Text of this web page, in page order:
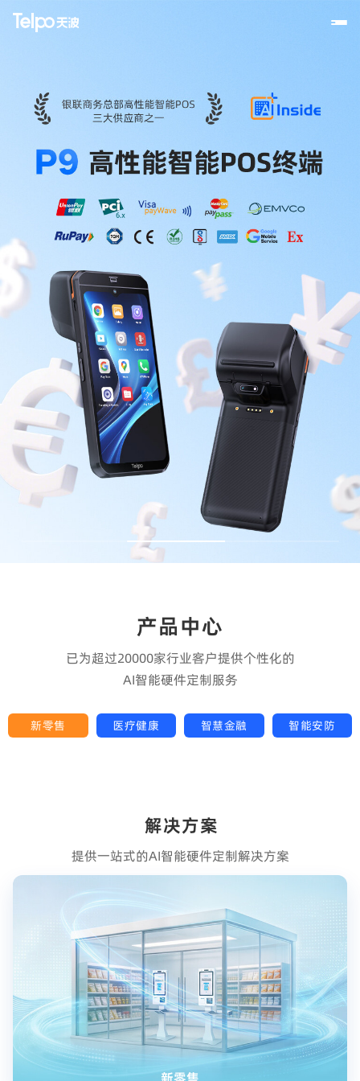
天波商城
行业定制
天波学院
管理平台
关于天波
产品中心
已为超过20000家行业客户提供个性化的
AI智能硬件定制服务
新零售 医疗健康 智慧金融 智能安防
提供一站式的AI智能硬件定制解决方案